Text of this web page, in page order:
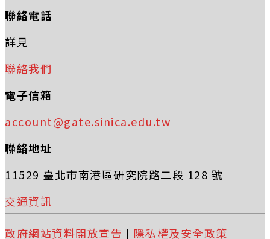
聯絡電話
詳見
聯絡我們
電子信箱
account@gate.sinica.edu.tw
聯絡地址
11529 臺北市南港區研究院路二段 128 號
交通資訊
政府網站資料開放宣告 | 隱私權及安全政策